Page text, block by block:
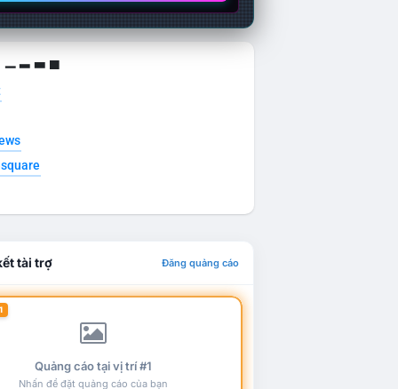
▁ ▂ ▃ ▄
tài trợ Đăng quảng cáo
Quảng cáo tại vị trí #1
Nhấn để đặt quảng cáo của bạn